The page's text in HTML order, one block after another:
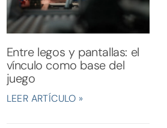
Entre legos y pantallas: el
vínculo como base del
juego
LEER ARTÍCULO »